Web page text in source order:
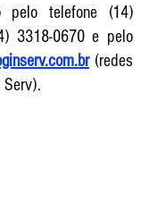
pelo telefone (14)
3318-0670 e pelo
(redes